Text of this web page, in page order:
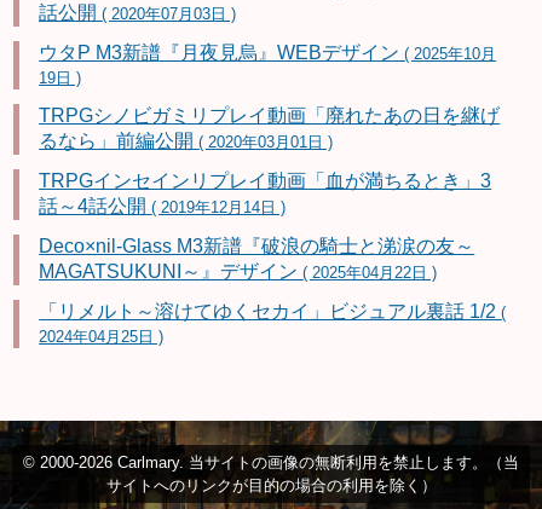
話公開( 2020年07月03日 )
ウタP M3新譜『月夜見烏』WEBデザイン( 2025年10月
19日 )
TRPGシノビガミリプレイ動画「廃れたあの日を継げ
るなら」前編公開( 2020年03月01日 )
TRPGインセインリプレイ動画「血が満ちるとき」3
話～4話公開( 2019年12月14日 )
Deco×nil-Glass M3新譜『破浪の騎士と涕涙の友～
MAGATSUKUNI～』デザイン( 2025年04月22日 )
「リメルト～溶けてゆくセカイ」ビジュアル裏話 1/2(
2024年04月25日 )
© 2000-2026 Carlmary. 当サイトの画像の無断利用を禁止します。（当
サイトへのリンクが目的の場合の利用を除く）